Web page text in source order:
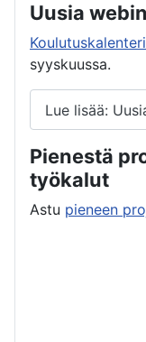
Uusia
syyskuussa.
Lue lisää:
Pienestä
työkalut
Astu pieneen